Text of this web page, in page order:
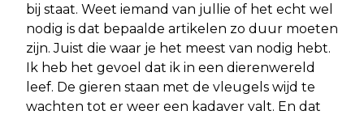
bij staat. Weet iemand van jullie of het echt wel
nodig is dat bepaalde artikelen zo duur moeten
zijn. Juist die waar je het meest van nodig hebt.
Ik heb het gevoel dat ik in een dierenwereld
leef. De gieren staan met de vleugels wijd te
wachten tot er weer een kadaver valt. En dat